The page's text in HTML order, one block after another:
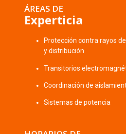
ÁREAS DE
Experticia
Protección contra rayos
y distribución
Transitorios
Coordinación de
Sistemas de potencia